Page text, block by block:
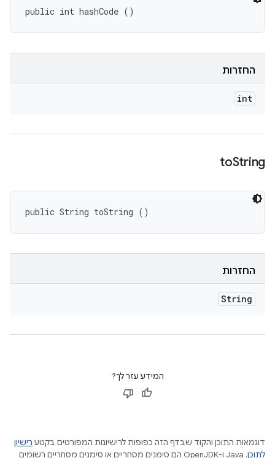
public int hashCode ()
החזרות
int
toString
public String toString ()
החזרות
String
המידע עזר לך?
דוגמאות התוכן והקוד שבדף הזה כפופות לרישיונות המפורטים בקטע רישיון
לתוכן
.‏ Java ו-OpenJDK הם סימנים מסחריים או סימנים מסחריים רשומים